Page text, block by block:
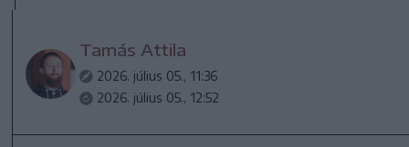
Tamás Attila
2026. július 05., 11:36
2026. július 05., 12:52